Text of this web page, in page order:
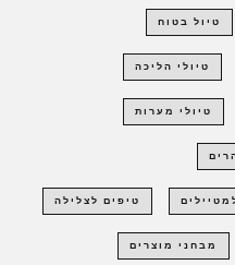
טיול בטוח
טיולי הליכה
טיולי מערות
טיפים לצלילה
מבחני מוצרים